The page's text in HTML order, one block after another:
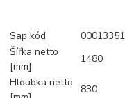
Sap kód
00013351
Šířka netto
[mm]
1480
Hloubka netto
830